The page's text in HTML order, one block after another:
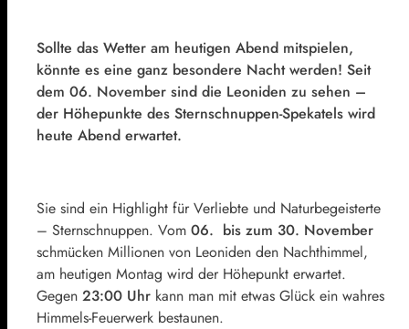
Sollte das Wetter am heutigen Abend mitspielen,
könnte es eine ganz besondere Nacht werden! Seit
dem 06. November sind die Leoniden zu sehen –
der Höhepunkte des Sternschnuppen-Spekatels wird
heute Abend erwartet.
Sie sind ein Highlight für Verliebte und Naturbegeisterte
– Sternschnuppen. Vom 06. bis zum 30. November
schmücken Millionen von Leoniden den Nachthimmel,
am heutigen Montag wird der Höhepunkt erwartet.
Gegen 23:00 Uhr kann man mit etwas Glück ein wahres
Himmels-Feuerwerk bestaunen.